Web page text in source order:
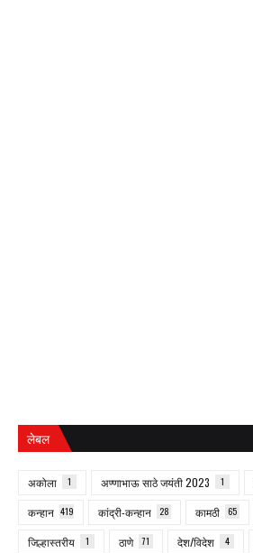
लेबल
अकोला 1 अण्णाभाऊ साठे जयंती 2023 1
कन्हान 419 कांद्री-कन्हान 28 कामठी 65
जिल्हास्तरीय 1 ठाणे 71 देश/विदेश 4